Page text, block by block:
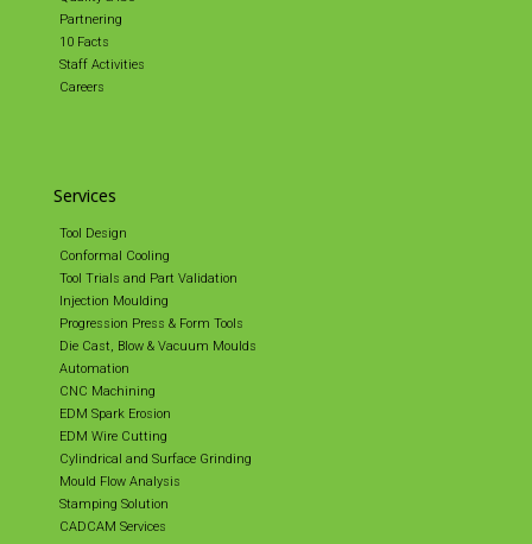
Partnering
10 Facts
Staff Activities
Careers
Services
Tool Design
Conformal Cooling
Tool Trials and Part Validation
Injection Moulding
Progression Press & Form Tools
Die Cast, Blow & Vacuum Moulds
Automation
CNC Machining
EDM Spark Erosion
EDM Wire Cutting
Cylindrical and Surface Grinding
Mould Flow Analysis
Stamping Solution
CADCAM Services